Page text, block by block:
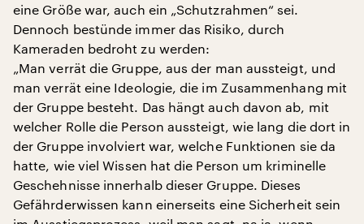
eine Größe war, auch ein „Schutzrahmen“ sei.
Dennoch bestünde immer das Risiko, durch
Kameraden bedroht zu werden:
„Man verrät die Gruppe, aus der man aussteigt, und
man verrät eine Ideologie, die im Zusammenhang mit
der Gruppe besteht. Das hängt auch davon ab, mit
welcher Rolle die Person aussteigt, wie lang die dort in
der Gruppe involviert war, welche Funktionen sie da
hatte, wie viel Wissen hat die Person um kriminelle
Geschehnisse innerhalb dieser Gruppe. Dieses
Gefährderwissen kann einerseits eine Sicherheit sein